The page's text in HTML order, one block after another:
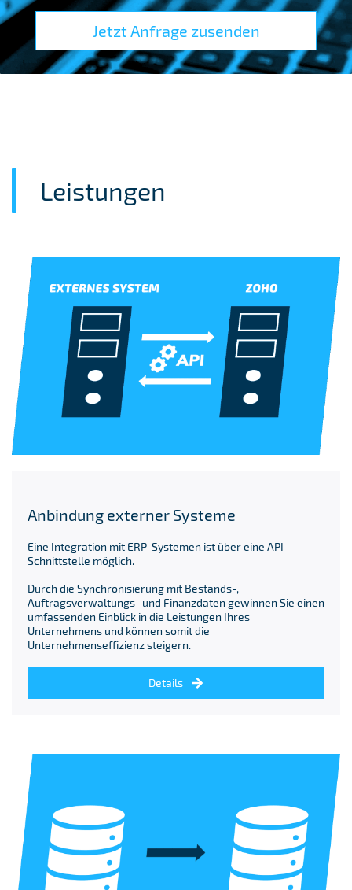
Jetzt Anfrage zusenden
Leistungen
Anbindung externer Systeme
Eine Integration mit ERP-Systemen ist über eine API-
Schnittstelle möglich.
Durch die Synchronisierung mit Bestands-,
Auftragsverwaltungs- und Finanzdaten gewinnen Sie einen
umfassenden Einblick in die Leistungen Ihres
Unternehmens und können somit die
Unternehmenseffizienz steigern.
Details